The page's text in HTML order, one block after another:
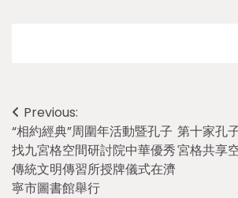
Post
navigation
Previous:
“相約經典”周圍年活動暨孔子
找九宮格空間研討院中華優秀
傳統文明傳習所授牌儀式在濟
寧市圖書館舉行
第十家孔
宮格共享